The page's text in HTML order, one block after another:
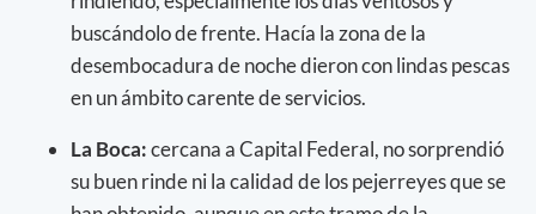
buscándolo de frente. Hacía la zona de la
desembocadura de noche dieron con lindas pescas
en un ámbito carente de servicios.
La Boca:cercana a Capital Federal, no sorprendió
su buen rinde ni la calidad de los pejerreyes que se